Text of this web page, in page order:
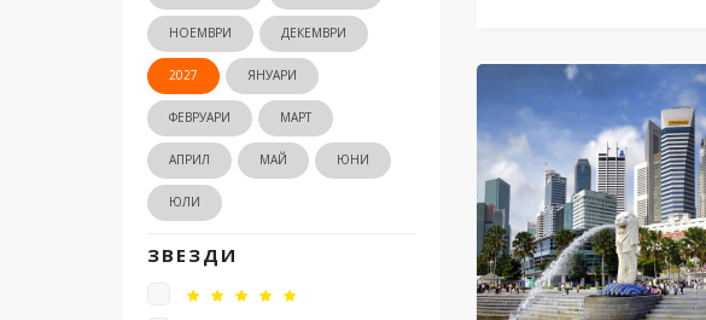
НОЕМВРИ ДЕКЕМВРИ
2027 ЯНУАРИ
ФЕВРУАРИ МАРТ
АПРИЛ МАЙ ЮНИ
ЮЛИ
ЗВЕЗДИ
Дати от 23.12.2026 до
ОТ
4 870 ЛЕВА
489.99€)НА